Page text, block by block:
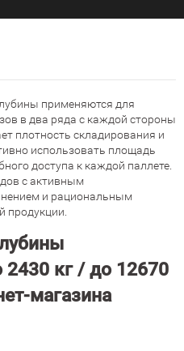
применяются для
в два ряда с каждой стороны
плотность складирования и
использовать площадь
доступа к каждой паллете.
с активным
и рациональным
продукции.
2430 кг / до 12670
магазина